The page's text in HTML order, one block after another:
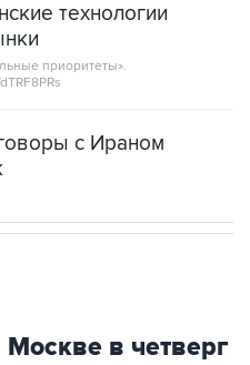
технологии
приоритеты».
с Ираном
в четверг